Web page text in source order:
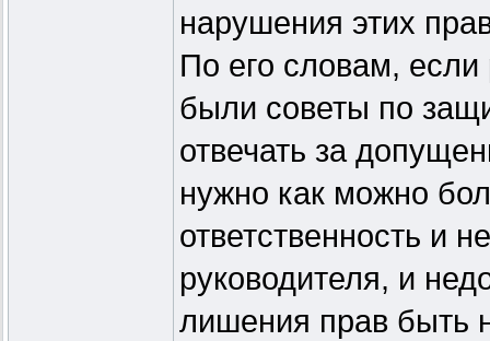
нарушения этих
По его словам, если
были советы по
отвечать за
нужно как можно
ответственность и
руководителя, и
лишения прав быть